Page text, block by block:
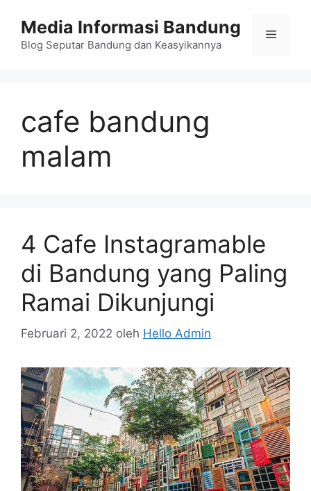
Media Informasi Bandung
Blog Seputar Bandung dan Keasyikannya
Menu
cafe bandung
malam
4 Cafe Instagramable
di Bandung yang Paling
Ramai Dikunjungi
Februari 2, 2022 oleh Hello Admin